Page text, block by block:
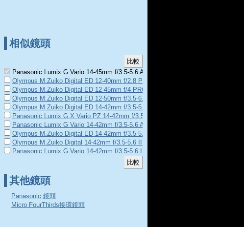
相似鏡頭
Panasonic Lumix G Vario 14-45mm f/3.5-5.6 Asph MEGA O.I.S.
Olympus M.Zuiko Digital ED 12-40mm f/2.8 PRO
Olympus M.Zuiko Digital ED 12-45mm f/4 PRO
Olympus M.Zuiko Digital ED 12-50mm f/3.5-6.3 EZ
Olympus M.Zuiko Digital ED 14-42mm f/3.5-5.6
Panasonic Lumix G X Vario PZ 14-42mm f/3.5-5.6 ASPH POWER O.I.S.
Panasonic Lumix G Vario 14-42mm f/3.5-5.6 Asph MEGA O.I.S.
Olympus M.Zuiko Digital ED 14-42mm f/3.5-5.6 EZ
Olympus M.Zuiko Digital 14-42mm f/3.5-5.6 II R
Panasonic Lumix G Vario 14-42mm f/3.5-5.6 II Asph MEGA O.I.S.
其他鏡頭
Panasonic 鏡頭
Micro FourThirds接環鏡頭